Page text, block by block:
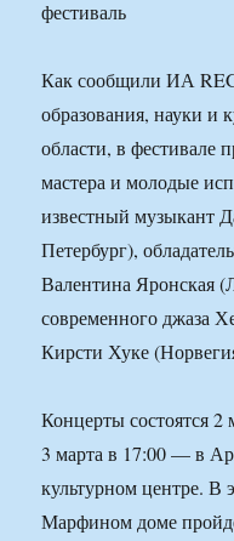
Как сообщили ИА
образования, науки и
области, в фестивале
мастера и молодые
известный музыкант
Петербург),
Валентина Яронская
современного джаза
Кирсти Хуке
Концерты состоятся
3 марта в 17:00 — в
культурном центре. В
Марфином доме